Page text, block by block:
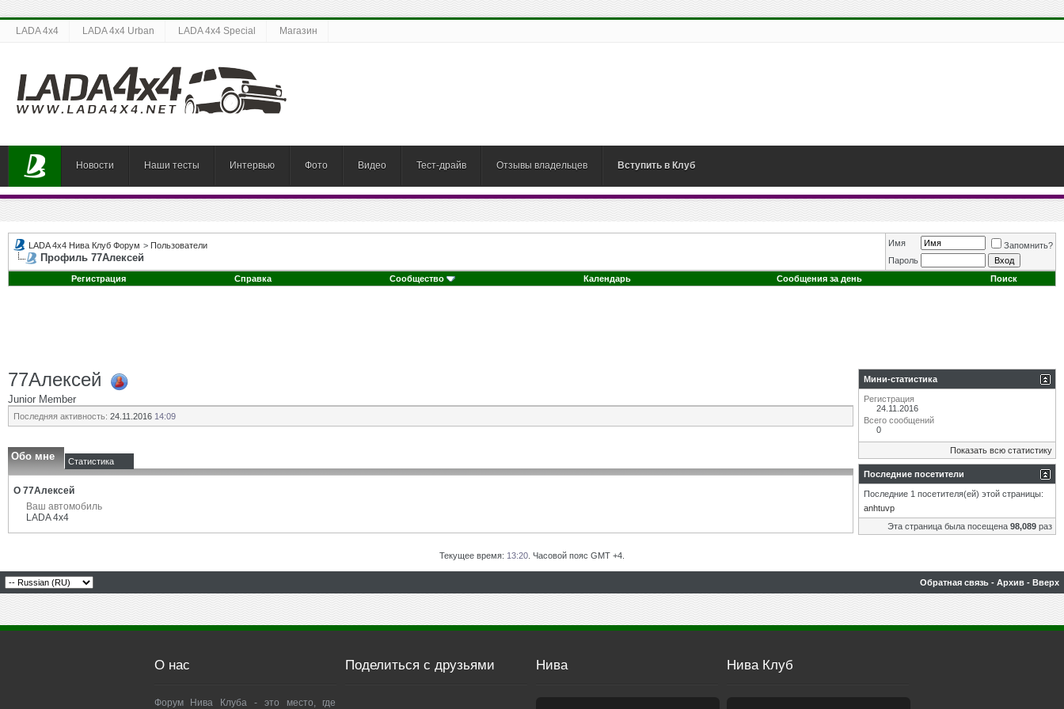
LADA 4x4 LADA 4x4 Urban LADA 4x4 Special Магазин
Новости Наши тесты Интервью Фото Видео Тест-драйв Отзывы владельцев Вступить в Клуб
LADA 4x4 Нива Клуб Форум > Пользователи
Профиль 77Алексей
Имя
Запомнить?
Пароль
Регистрация
Справка Сообщество Календарь Сообщения за день Поиск
77Алексей
Junior Member
Последняя активность: 24.11.2016 14:09
Обо мне Статистика
О 77Алексей
Ваш автомобиль
LADA 4x4
Мини-статистика
Регистрация
24.11.2016
Всего сообщений
0
Показать всю статистику
Последние посетители
Последние 1 посетителя(ей) этой страницы:
anhtuvp
Эта страница была посещена 98,089 раз
Текущее время: 13:20 . Часовой пояс GMT +4.
Обратная связь - Архив - Вверх
О нас
Форум Нива Клуба - это место, где
Поделиться с друзьями Нива Нива Клуб